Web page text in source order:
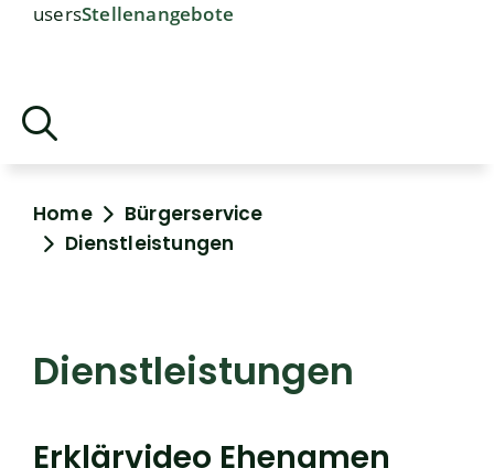
usersStellenangebote
Home
Bürgerservice
Dienstleistungen
Dienstleistungen
Erklärvideo Ehenamen